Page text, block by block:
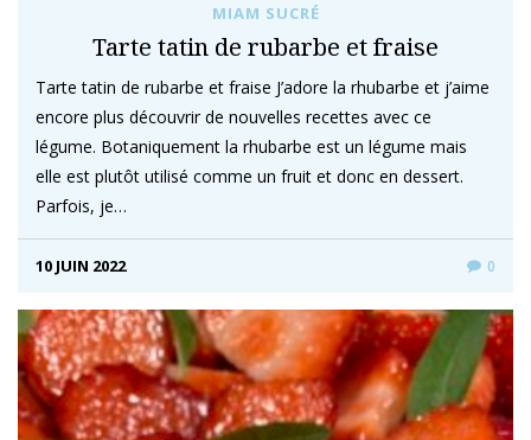
MIAM SUCRÉ
Tarte tatin de rubarbe et fraise
Tarte tatin de rubarbe et fraise J’adore la rhubarbe et j’aime
encore plus découvrir de nouvelles recettes avec ce
légume. Botaniquement la rhubarbe est un légume mais
elle est plutôt utilisé comme un fruit et donc en dessert.
Parfois, je…
10 JUIN 2022 0